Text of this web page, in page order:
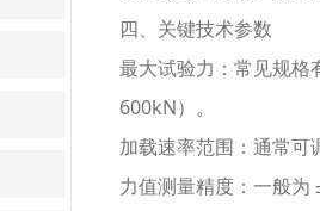
四、关键技术参数
最大试验力：常见规格
600kN）。
加载速率范围：通常可
力值测量精度：一般为